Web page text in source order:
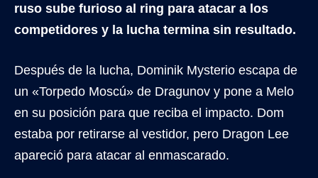
ruso sube furioso al ring para atacar a los
competidores y la lucha termina sin resultado.
Después de la lucha, Dominik Mysterio escapa de
un «Torpedo Moscú» de Dragunov y pone a Melo
en su posición para que reciba el impacto. Dom
estaba por retirarse al vestidor, pero Dragon Lee
apareció para atacar al enmascarado.